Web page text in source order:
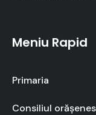
Meniu Rapid
Primaria
Consiliul